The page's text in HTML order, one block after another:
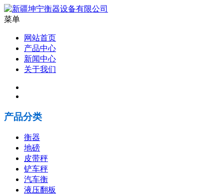
菜单
网站首页
产品中心
新闻中心
关于我们
产品分类
衡器
地磅
皮带秤
铲车秤
汽车衡
液压翻板